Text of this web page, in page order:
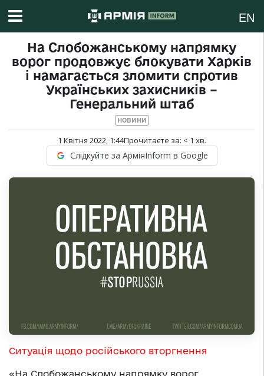
EN
На Слобожанському напрямку
ворог продовжує блокувати Харків
і намагається зломити спротив
Українських захисників –
Генеральний штаб
НОВИНИ
1 Квітня 2022, 1:44Прочитаєте за: < 1 хв.
Слідкуйте за АрміяInform в Google
Ситуація щодо російського вторгнення
«На Слобожанському напрямку ворог